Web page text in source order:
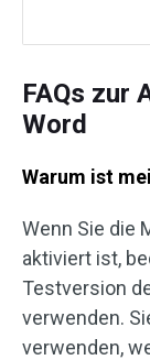
FAQs zur
Word
Warum ist
Wenn Sie die
aktiviert ist,
Testversion
verwenden.
verwenden,